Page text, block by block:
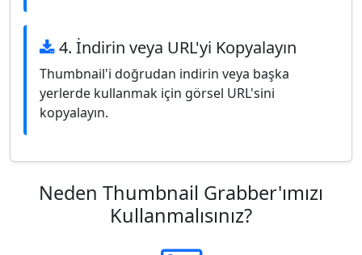
4. İndirin veya URL'yi Kopyalayın
Thumbnail'i doğrudan indirin veya başka
yerlerde kullanmak için görsel URL'sini
kopyalayın.
Neden Thumbnail Grabber'ımızı
Kullanmalısınız?